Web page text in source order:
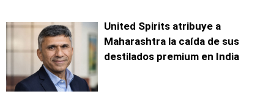
United Spirits atribuye a
Maharashtra la caída de sus
destilados premium en India